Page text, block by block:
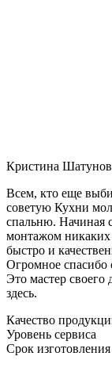
Кристина
Всем, кто еще
советую Кухни
спальню. Начиная
монтажом никаких
быстро и
Огромное спасибо
Это мастер своего
здесь.
Качество
Уровень сервиса
Срок изготовления